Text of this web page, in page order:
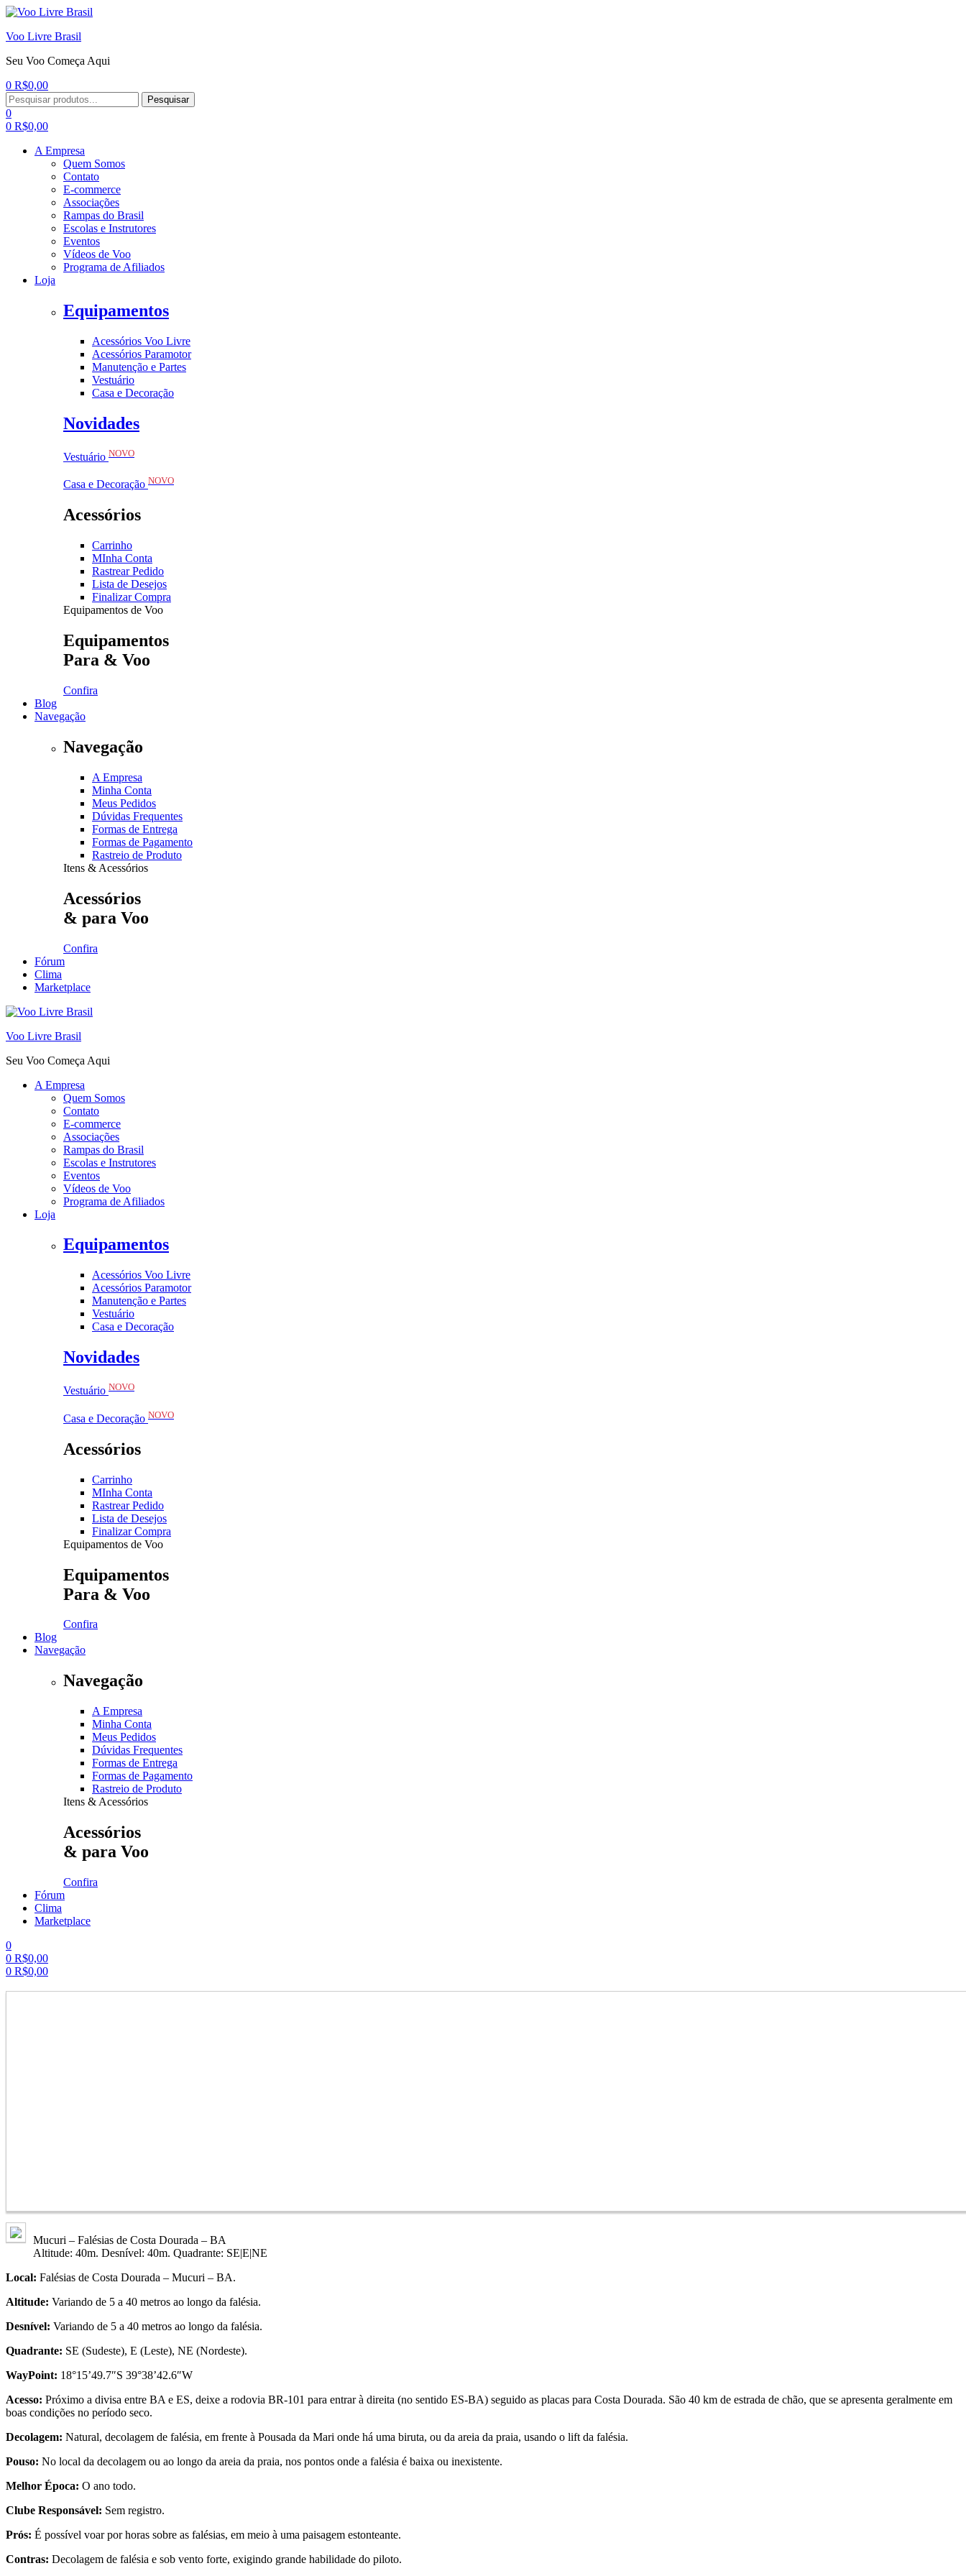
Voo Livre Brasil
Seu Voo Começa Aqui
0 R$0,00
Menu
Procurar: Pesquisar
0
0 R$0,00
A Empresa
Quem Somos
Contato
E-commerce
Associações
Rampas do Brasil
Escolas e Instrutores
Eventos
Vídeos de Voo
Programa de Afiliados
Loja
Equipamentos
Acessórios Voo Livre
Acessórios Paramotor
Manutenção e Partes
Vestuário
Casa e Decoração
Novidades
Vestuário NOVO
Casa e Decoração NOVO
Acessórios
Carrinho
MInha Conta
Rastrear Pedido
Lista de Desejos
Finalizar Compra
Equipamentos de Voo
Equipamentos
Para & Voo
Confira
Blog
Navegação
Navegação
A Empresa
Minha Conta
Meus Pedidos
Dúvidas Frequentes
Formas de Entrega
Formas de Pagamento
Rastreio de Produto
Itens & Acessórios
Acessórios
& para Voo
Confira
Fórum
Clima
Marketplace
Voo Livre Brasil
Seu Voo Começa Aqui
A Empresa
Quem Somos
Contato
E-commerce
Associações
Rampas do Brasil
Escolas e Instrutores
Eventos
Vídeos de Voo
Programa de Afiliados
Loja
Equipamentos
Acessórios Voo Livre
Acessórios Paramotor
Manutenção e Partes
Vestuário
Casa e Decoração
Novidades
Vestuário NOVO
Casa e Decoração NOVO
Acessórios
Carrinho
MInha Conta
Rastrear Pedido
Lista de Desejos
Finalizar Compra
Equipamentos de Voo
Equipamentos
Para & Voo
Confira
Blog
Navegação
Navegação
A Empresa
Minha Conta
Meus Pedidos
Dúvidas Frequentes
Formas de Entrega
Formas de Pagamento
Rastreio de Produto
Itens & Acessórios
Acessórios
& para Voo
Confira
Fórum
Clima
Marketplace
0
0 R$0,00
0 R$0,00
Mucuri – Falésias de Costa Dourada – BA
Altitude: 40m. Desnível: 40m. Quadrante: SE|E|NE
Local: Falésias de Costa Dourada – Mucuri – BA.
Altitude: Variando de 5 a 40 metros ao longo da falésia.
Desnível: Variando de 5 a 40 metros ao longo da falésia.
Quadrante: SE (Sudeste), E (Leste), NE (Nordeste).
WayPoint: 18°15’49.7″S 39°38’42.6″W
Acesso: Próximo a divisa entre BA e ES, deixe a rodovia BR-101 para entrar à direita (no sentido ES-BA) seguido as placas para Costa Dourada. São 40 km de estrada de chão, que se apresenta geralmente em
boas condições no período seco.
Decolagem: Natural, decolagem de falésia, em frente à Pousada da Mari onde há uma biruta, ou da areia da praia, usando o lift da falésia.
Pouso: No local da decolagem ou ao longo da areia da praia, nos pontos onde a falésia é baixa ou inexistente.
Melhor Época: O ano todo.
Clube Responsável: Sem registro.
Prós: É possível voar por horas sobre as falésias, em meio à uma paisagem estonteante.
Contras: Decolagem de falésia e sob vento forte, exigindo grande habilidade do piloto.